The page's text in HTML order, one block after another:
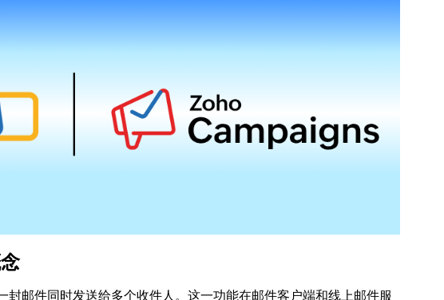
封邮件同时发送给多个收件人。这一功能在邮件客户端和线上邮件服